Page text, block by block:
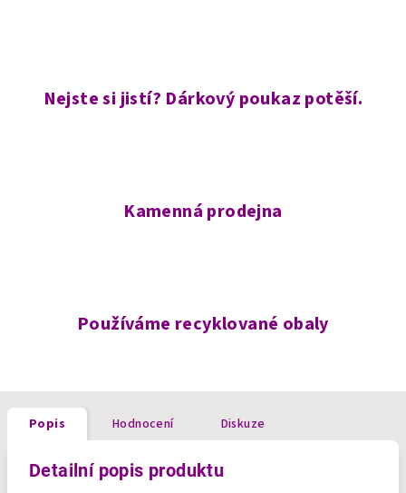
Nejste si jistí? Dárkový poukaz potěší.
Kamenná prodejna
Používáme recyklované obaly
Popis Hodnocení Diskuze
Detailní popis produktu